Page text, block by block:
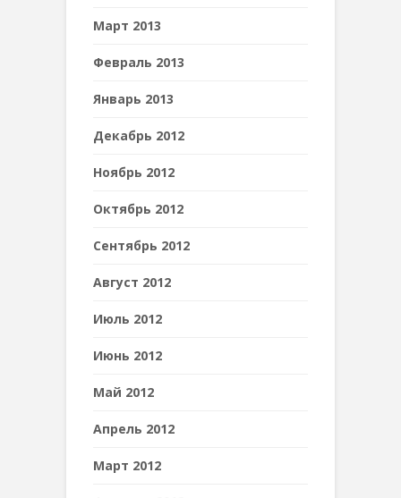
Март 2013
Февраль 2013
Январь 2013
Декабрь 2012
Ноябрь 2012
Октябрь 2012
Сентябрь 2012
Август 2012
Июль 2012
Июнь 2012
Май 2012
Апрель 2012
Март 2012